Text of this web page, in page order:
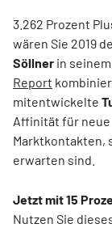
3.262 Prozent
wären Sie 2019
Söllner in
Report
mitentwickelte
Affinität für
Marktkontakten,
erwarten sind.
Jetzt mit 15
Nutzen Sie